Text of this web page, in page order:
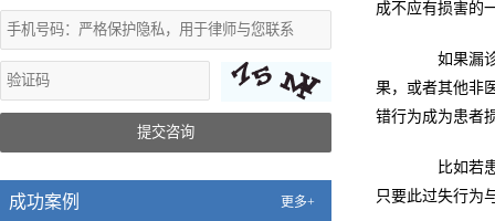
提交咨询
成功案例 更多+
成不应有损害的
如果漏诊
果，或者其他非
错行为成为患者
比如若患
只要此过失行为